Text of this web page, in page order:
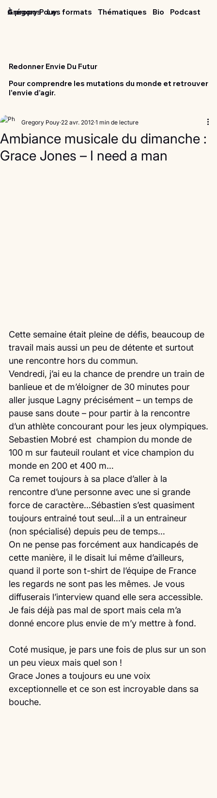
Grégory Pouy
À propos Les formats Thématiques Podcast
Bio
Redonner Envie Du Futur
Pour comprendre les mutations du monde et retrouver
l'envie d’agir.
Ambiance musicale du dimanche :
Grace Jones – I need a man
Gregory Pouy 22 avr. 2012 1 min de lecture
Cette semaine était pleine de défis, beaucoup de
travail mais aussi un peu de détente et surtout
une rencontre hors du commun.
Vendredi, j’ai eu la chance de prendre un train de
banlieue et de m’éloigner de 30 minutes pour
aller jusque Lagny précisément – un temps de
pause sans doute – pour partir à la rencontre
d’un athlète concourant pour les jeux olympiques.
Sebastien Mobré est  champion du monde de
100 m sur fauteuil roulant et vice champion du
monde en 200 et 400 m…
Ca remet toujours à sa place d’aller à la
rencontre d’une personne avec une si grande
force de caractère…Sébastien s’est quasiment
toujours entrainé tout seul…il a un entraineur
(non spécialisé) depuis peu de temps…
On ne pense pas forcément aux handicapés de
cette manière, il le disait lui même d’ailleurs,
quand il porte son t-shirt de l’équipe de France
les regards ne sont pas les mêmes. Je vous
diffuserais l’interview quand elle sera accessible.
Je fais déjà pas mal de sport mais cela m’a
donné encore plus envie de m’y mettre à fond.
Coté musique, je pars une fois de plus sur un son
un peu vieux mais quel son !
Grace Jones a toujours eu une voix
exceptionnelle et ce son est incroyable dans sa
bouche.